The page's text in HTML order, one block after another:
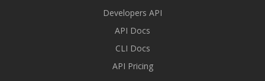
Developers API
API Docs
CLI Docs
API Pricing